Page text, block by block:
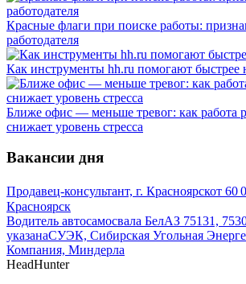
Красные флаги при поиске работы:
работодателя
Как инструменты hh.ru помогают быстрее
Ближе офис — меньше тревог: как работа
снижает уровень стресса
Вакансии дня
Продавец-консультант, г. Красноярскот 60
Красноярск
Водитель автосамосвала БелАЗ 75131,
указанаСУЭК, Сибирская Угольная
Компания, Миндерла
HeadHunter